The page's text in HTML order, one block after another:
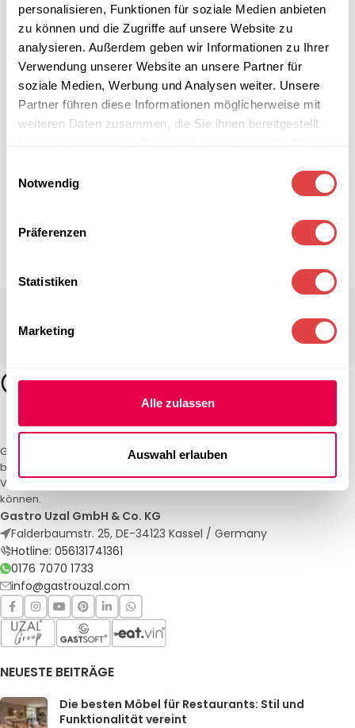
personalisieren, Funktionen für soziale Medien anbieten
zu können und die Zugriffe auf unsere Website zu
analysieren. Außerdem geben wir Informationen zu Ihrer
Verwendung unserer Website an unsere Partner für
soziale Medien, Werbung und Analysen weiter. Unsere
Partner führen diese Informationen möglicherweise mit
weiteren Daten zusammen, die Sie ihnen bereitgestellt
Notwendig
Präferenzen
Statistiken
Marketing
Alle zulassen
Auswahl erlauben
Gastro Uzal – Ihr Spezialist für Gastronomiemöbel und -textilien. Wir
bieten maßgeschneiderte Lösungen für Restaurants, Hotels und
Veranstaltungen. Qualität und Service, auf die Sie sich verlassen
können.
Gastro Uzal GmbH & Co. KG
Falderbaumstr. 25, DE-34123 Kassel / Germany
Hotline: 056131741361
0176 7070 1733
info@gastrouzal.com
NEUESTE BEITRÄGE
Die besten Möbel für Restaurants: Stil und
Funktionalität vereint